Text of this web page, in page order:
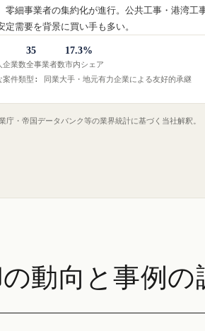
零細事業者の集約化が進行。公共工事・港湾工
定需要を背景に買い手も多い。
企業数
35
全事業者数
17.3%
市内シェア
案件類型: 同業大手・地元有力企業による友好的承継
・帝国データバンク等の業界統計に基づく当社解釈。
動向と事例の